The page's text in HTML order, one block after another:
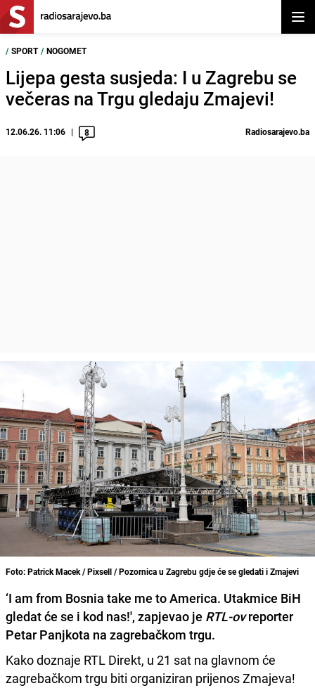
/ SPORT / NOGOMET
Lijepa gesta susjeda: I u Zagrebu se
večeras na Trgu gledaju Zmajevi!
12.06.26. 11:06 8 Radiosarajevo.ba
Foto: Patrick Macek / Pixsell / Pozornica u Zagrebu gdje će se gledati i Zmajevi
‘I am from Bosnia take me to America. Utakmice BiH
gledat će se i kod nas!', zapjevao je RTL-ovreporter
Petar Panjkota na zagrebačkom trgu.
Kako doznaje RTL Direkt, u 21 sat na glavnom će
zagrebačkom trgu biti organiziran prijenos Zmajeva!